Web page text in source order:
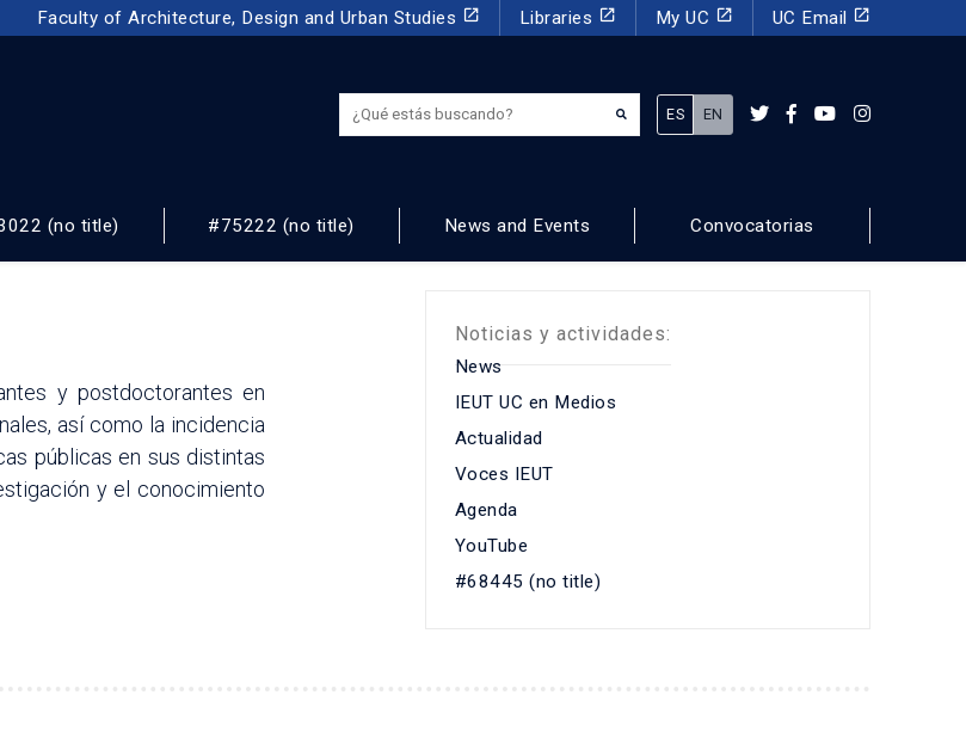
Faculty of Architecture, Design and Urban Studies launch Libraries launch My UC launch UC Email launch
¿Qué estás buscando?
ES EN
(no title) #75222 (no title) News and Events Convocatorias
y postdoctorantes en
así como la incidencia
públicas en sus distintas
y el conocimiento
Noticias y actividades:
News
IEUT UC en Medios
Actualidad
Voces IEUT
Agenda
YouTube
#68445 (no title)